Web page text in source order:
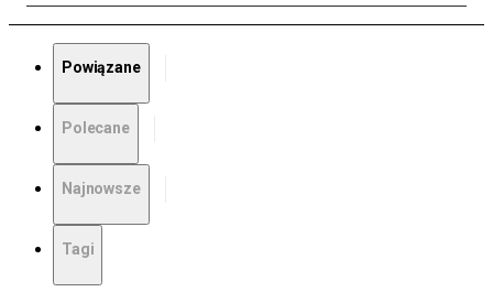
Powiązane
Polecane
Najnowsze
Tagi